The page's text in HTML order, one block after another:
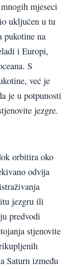
mjeseci
uključen u tu
pukotine na
i Europi,
S
već je
je u potpunosti
jezgre.
orbitira oko
odvija
jezgru ili
predvodi
stjenovite
Saturn između